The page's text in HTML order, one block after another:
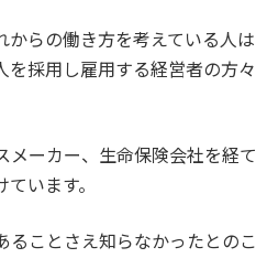
からの働き方を考えている人は
を採用し雇用する経営者の方々
メーカー、生命保険会社を経て
います。
ことさえ知らなかったとのこ